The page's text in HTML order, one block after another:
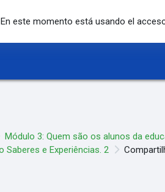
En este momento está usando el
Módulo 3: Quem são os alunos da
Saberes e Experiências. 2